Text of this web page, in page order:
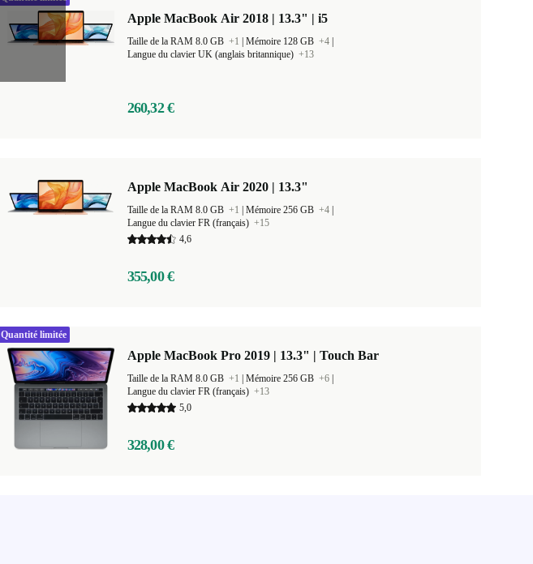
Apple MacBook Air 2018 | 13.3" | i5
Taille de la RAM 8.0 GB +1 Mémoire 128 GB +4
Langue du clavier UK (anglais britannique) +13
260,32 €
Apple MacBook Air 2020 | 13.3"
Taille de la RAM 8.0 GB +1 Mémoire 256 GB +4
Langue du clavier FR (français) +15
4,6
355,00 €
Apple MacBook Pro 2019 | 13.3" | Touch Bar
Taille de la RAM 8.0 GB +1 Mémoire 256 GB +6
Langue du clavier FR (français) +13
5,0
328,00 €
Quantité limitée